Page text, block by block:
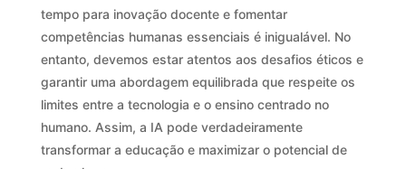
tempo para inovação docente e fomentar
competências humanas essenciais é inigualável. No
entanto, devemos estar atentos aos desafios éticos e
garantir uma abordagem equilibrada que respeite os
limites entre a tecnologia e o ensino centrado no
humano. Assim, a IA pode verdadeiramente
transformar a educação e maximizar o potencial de